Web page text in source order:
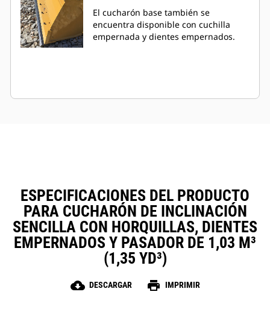
El cucharón base también se
encuentra disponible con cuchilla
empernada y dientes empernados.
ESPECIFICACIONES DEL PRODUCTO
PARA CUCHARÓN DE INCLINACIÓN
SENCILLA CON HORQUILLAS, DIENTES
EMPERNADOS Y PASADOR DE 1,03 M³
(1,35 YD³)
cloud_download DESCARGAR print IMPRIMIR